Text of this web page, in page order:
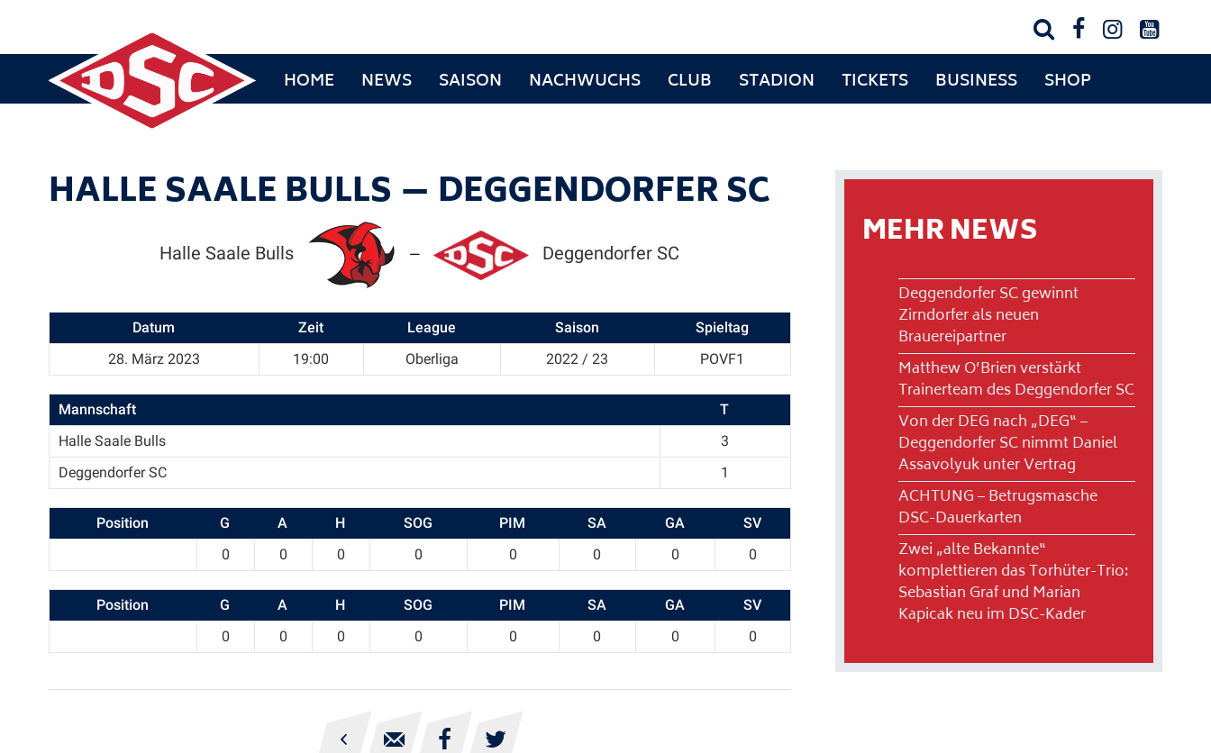
   
HOME NEWS SAISON NACHWUCHS CLUB STADION TICKETS BUSINESS SHOP
HALLE SAALE BULLS — DEGGENDORFER SC
Halle Saale Bulls — Deggendorfer SC
Datum Zeit League Saison
Spieltag
28. März 2023
19:00 Oberliga 2022 / 23 POVF1
Mannschaft
T
Halle Saale Bulls
3
Deggendorfer SC
1
Position G A H SOG PIM SA GA
SV
0
0 0 0 0 0 0 0
Position G A H SOG PIM SA GA
SV
0
0 0 0 0 0 0 0
  

MEHR NEWS
Deggendorfer SC gewinnt
Zirndorfer als neuen
Brauereipartner
Matthew O’Brien verstärkt
Trainerteam des Deggendorfer SC
Von der DEG nach „DEG“ –
Deggendorfer SC nimmt Daniel
Assavolyuk unter Vertrag
ACHTUNG – Betrugsmasche
DSC-Dauerkarten
Zwei „alte Bekannte“
komplettieren das Torhüter-Trio:
Sebastian Graf und Marian
Kapicak neu im DSC-Kader